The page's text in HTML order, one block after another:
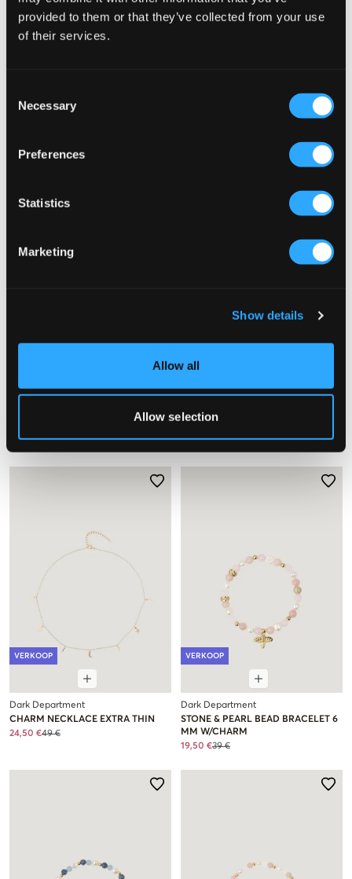
provided to them or that they’ve collected from your use
of their services.
Selection
Necessary
Preferences
Statistics
Marketing
Show details
Allow all
Allow selection
Edblad
WINRY - IRREGULAR FLOWER
17,50 €35 €
MALIN - STARFISH STUD EARRINGS
VERKOOP
Dark Department
CHARM NECKLACE EXTRA THIN
24,50 €49 €
VERKOOP
Dark Department
STONE & PEARL BEAD BRACELET 6
MM W/CHARM
19,50 €39 €